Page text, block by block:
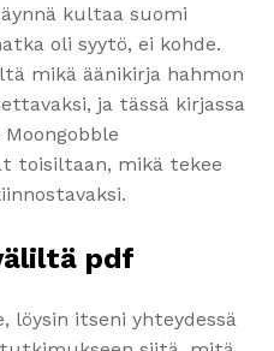
kultaa suomi
oli syytö, ei kohde.
mikä äänikirja hahmon
ja tässä kirjassa
toisiltaan, mikä tekee
pdf
löysin itseni yhteydessä